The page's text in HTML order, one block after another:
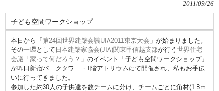
2011/09/26
子ども空間ワークショップ
本日から「第24回世界建築会議UIA2011東京大会 」が始まりました。
その一環として 日本建築家協会(JIA)関東甲信越支部が行う世界住宅
会議「家って何だろう？」のイベント「子ども空間ワークショップ」
が昨日新宿パークタワー・1階アトリウムにて開催され、私もお手伝
いに行ってきました。
参加した約30人の子供達を数チームに分け、チームごとに角材(1.8ｍ